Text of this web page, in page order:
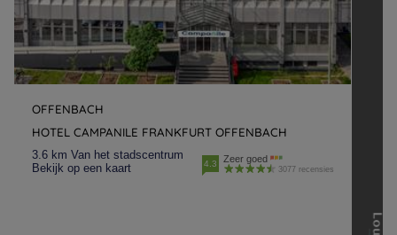
OFFENBACH
HOTEL CAMPANILE FRANKFURT OFFENBACH
3.6 km Van het stadscentrum
Bekijk op een kaart
4.3 Zeer goed
3077 recensies